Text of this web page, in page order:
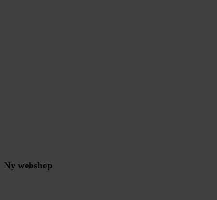
Ny webshop